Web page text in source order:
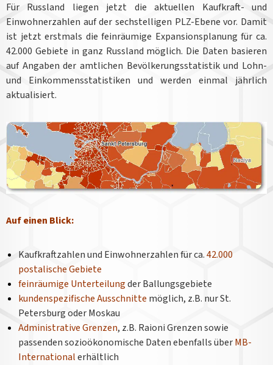
Für Russland liegen jetzt die aktuellen Kaufkraft- und
Einwohnerzahlen auf der sechstelligen PLZ-Ebene vor. Damit
ist jetzt erstmals die feinräumige Expansionsplanung für ca.
42.000 Gebiete in ganz Russland möglich. Die Daten basieren
auf Angaben der amtlichen Bevölkerungsstatistik und Lohn-
und Einkommensstatistiken und werden einmal jährlich
aktualisiert.
Auf einen Blick:
Kaufkraftzahlen und Einwohnerzahlen für ca.42.000
postalische Gebiete
feinräumige Unterteilungder Ballungsgebiete
kundenspezifische Ausschnitte möglich, z.B. nurSt.
Petersburg oderMoskau
Administrative Grenzen, z.B. Raioni Grenzen sowie
passenden sozioökonomische Daten ebenfalls überMB-
Internationalerhältlich